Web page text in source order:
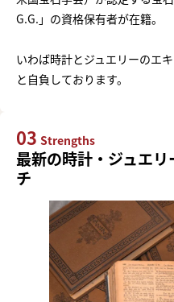
G.G.」の資格保有者が在籍。
いわば時計とジュエリーのエ
と自負しております。
03 Strengths
最新の時計・ジュエ
チ